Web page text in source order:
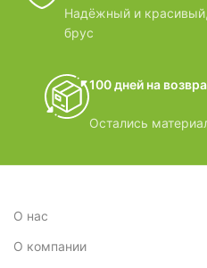
Надёжный и
брус
100 дней на
Остались
О нас
О компании